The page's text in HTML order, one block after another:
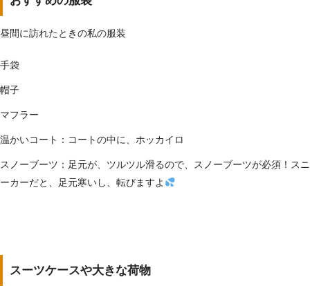
昼間に訪れたときの私の服装
手袋
帽子
マフラー
温かいコート：コートの中に、ホッカイロ
スノーブーツ：足元が、ツルツル滑るので、スノーブーツが必須！スニ
ーカーだと、足元寒いし、転びますよ
スーツケースや大きな荷物